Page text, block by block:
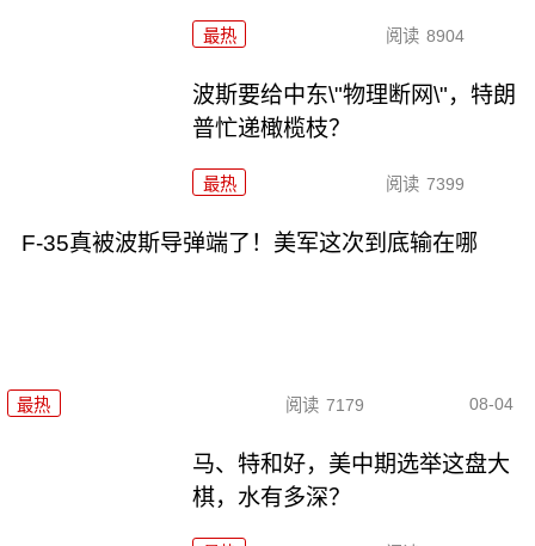
最热 阅读 8904
波斯要给中东\"物理断网\"，特朗
普忙递橄榄枝？
最热 阅读 7399
F-35真被波斯导弹端了！美军这次到底输在哪
最热 阅读 7179 08-04
马、特和好，美中期选举这盘大
棋，水有多深？